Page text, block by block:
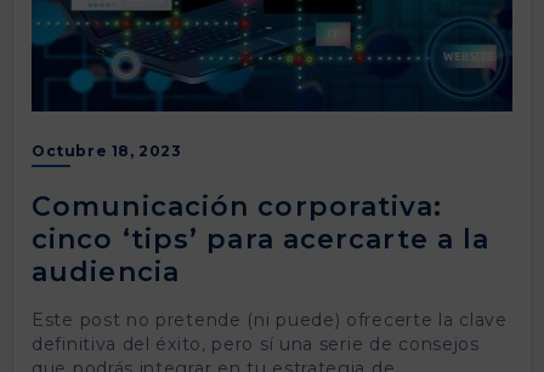
Octubre 18, 2023
Comunicación corporativa:
cinco ‘tips’ para acercarte a la
audiencia
Este post no pretende (ni puede) ofrecerte la clave
definitiva del éxito, pero sí una serie de consejos